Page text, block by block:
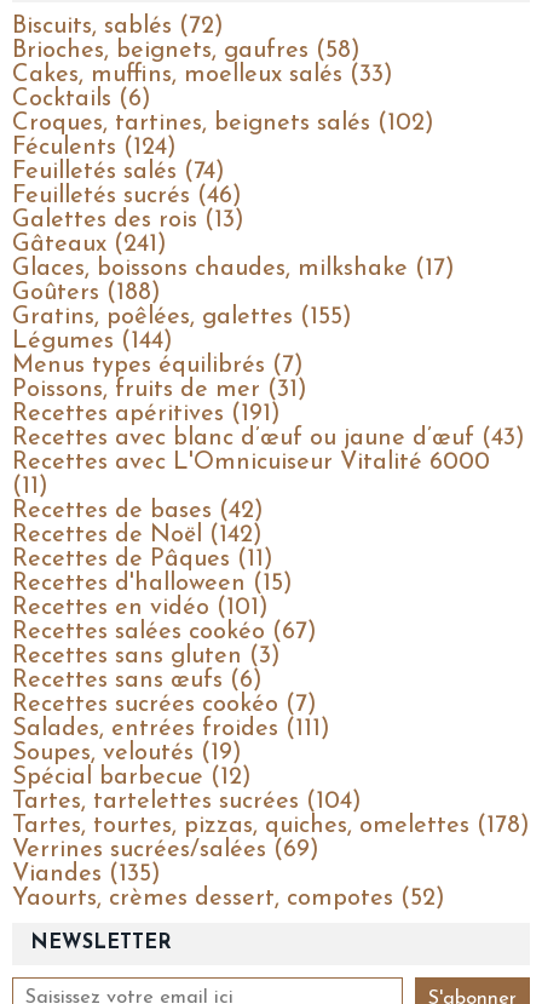
NEWSLETTER
Biscuits, sablés (72)
Brioches, beignets, gaufres (58)
Cakes, muffins, moelleux salés (33)
Cocktails (6)
Croques, tartines, beignets salés (102)
Féculents (124)
Feuilletés salés (74)
Feuilletés sucrés (46)
Galettes des rois (13)
Gâteaux (241)
Glaces, boissons chaudes, milkshake (17)
Goûters (188)
Gratins, poêlées, galettes (155)
Légumes (144)
Menus types équilibrés (7)
Poissons, fruits de mer (31)
Recettes apéritives (191)
Recettes avec blanc d’œuf ou jaune d’œuf (43)
Recettes avec L'Omnicuiseur Vitalité 6000
(11)
Recettes de bases (42)
Recettes de Noël (142)
Recettes de Pâques (11)
Recettes d'halloween (15)
Recettes en vidéo (101)
Recettes salées cookéo (67)
Recettes sans gluten (3)
Recettes sans œufs (6)
Recettes sucrées cookéo (7)
Salades, entrées froides (111)
Soupes, veloutés (19)
Spécial barbecue (12)
Tartes, tartelettes sucrées (104)
Tartes, tourtes, pizzas, quiches, omelettes (178)
Verrines sucrées/salées (69)
Viandes (135)
Yaourts, crèmes dessert, compotes (52)